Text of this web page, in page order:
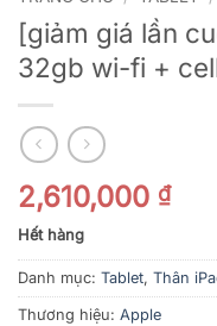
[giảm giá lần
32gb wi-fi +
2,610,000 ₫
Hết hàng
Danh mục: Tablet, Thân
Thương hiệu: Apple